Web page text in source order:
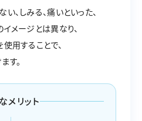
、しみる、痛いといった、
メージとは異なり、
用することで、
す。
メリット